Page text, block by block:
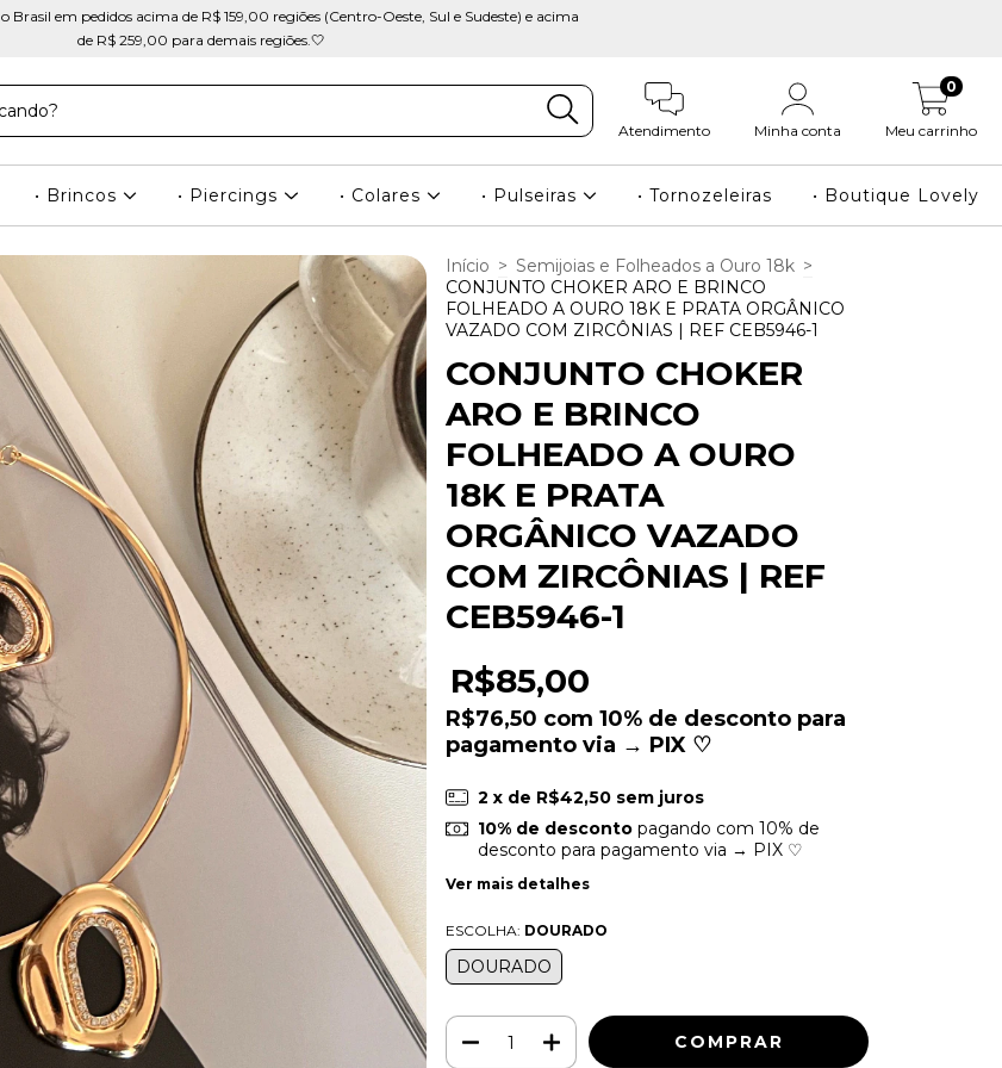
Brasil em pedidos acima de R$ 159,00 regiões (Centro-Oeste, Sul e Sudeste) e acima
de R$ 259,00 para demais regiões.🤍
Atendimento Minha conta Meu carrinho
0
• Brincos • Piercings • Colares • Pulseiras • Tornozeleiras • Boutique Lovely
Início > Semijoias e Folheados a Ouro 18k >
CONJUNTO CHOKER ARO E BRINCO
FOLHEADO A OURO 18K E PRATA ORGÂNICO
VAZADO COM ZIRCÔNIAS | REF CEB5946-1
CONJUNTO CHOKER
ARO E BRINCO
FOLHEADO A OURO
18K E PRATA
ORGÂNICO VAZADO
COM ZIRCÔNIAS | REF
CEB5946-1
R$85,00
R$76,50 com 10% de desconto para
pagamento via → PIX ♡
2 x de R$42,50 sem juros
10% de descontopagando com 10% de
desconto para pagamento via → PIX ♡
Ver mais detalhes
ESCOLHA: DOURADO
DOURADO